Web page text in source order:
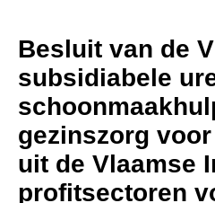
Besluit van de
subsidiabele
gezinszorg
uit de Vlaamse
profitsectoren